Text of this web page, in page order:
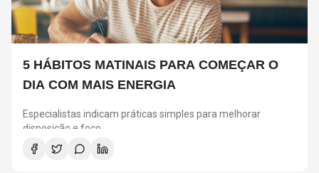
5 HÁBITOS MATINAIS PARA COMEÇAR O
DIA COM MAIS ENERGIA
Especialistas indicam práticas simples para melhorar
disposição e foco